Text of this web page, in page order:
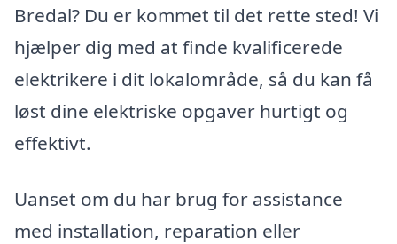
Bredal? Du er kommet til det rette sted! Vi
hjælper dig med at finde kvalificerede
elektrikere i dit lokalområde, så du kan få
løst dine elektriske opgaver hurtigt og
effektivt.
Uanset om du har brug for assistance
med installation, reparation eller